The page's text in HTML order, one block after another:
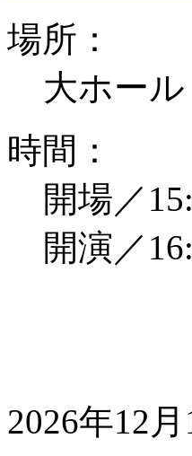
場所：
大ホール
時間：
開場／
開演／
2026年12